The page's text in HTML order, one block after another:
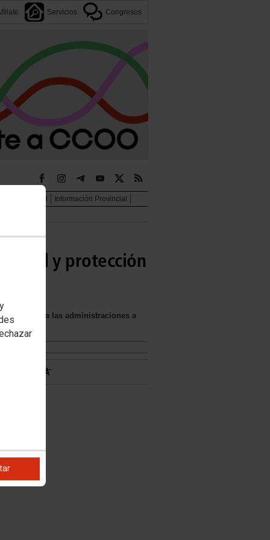
Servicios Congresos
Información Provincial
y protección
e insta a las administraciones a